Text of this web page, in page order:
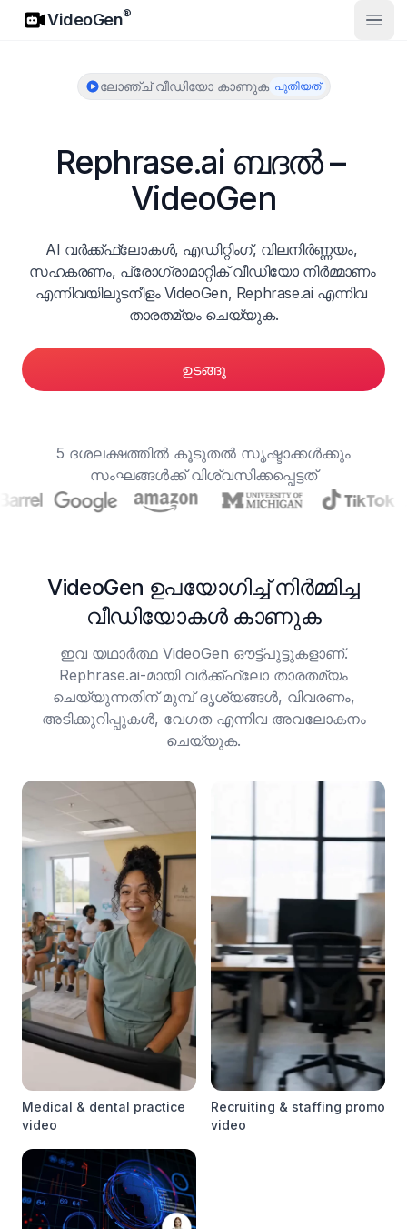
VideoGen
VideoGen®
ലോഞ്ച് വീഡിയോ കാണുക പുതിയത്
Rephrase.ai ബദൽ –
VideoGen
AI വർക്ക്ഫ്ലോകൾ, എഡിറ്റിംഗ്, വിലനിർണ്ണയം,
സഹകരണം, പ്രോഗ്രാമാറ്റിക് വീഡിയോ നിർമ്മാണം
എന്നിവയിലുടനീളം VideoGen, Rephrase.ai എന്നിവ
താരതമ്യം ചെയ്യുക.
ഉടങ്ങൂ
5 ദശലക്ഷത്തിൽ കൂടുതൽ സൃഷ്ടാക്കൾക്കും
സംഘങ്ങൾക്ക് വിശ്വസിക്കപ്പെട്ടത്
VideoGen ഉപയോഗിച്ച് നിർമ്മിച്ച
വീഡിയോകൾ കാണുക
ഇവ യഥാർത്ഥ VideoGen ഔട്ട്‌പുട്ടുകളാണ്.
Rephrase.ai-മായി വർക്ക്ഫ്ലോ താരതമ്യം
ചെയ്യുന്നതിന് മുമ്പ് ദൃശ്യങ്ങൾ, വിവരണം,
അടിക്കുറിപ്പുകൾ, വേഗത എന്നിവ അവലോകനം
ചെയ്യുക.
Medical & dental practice
video
Recruiting & staffing promo
video